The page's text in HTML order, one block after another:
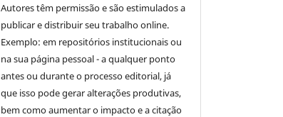
Autores têm permissão e são estimulados a
publicar e distribuir seu trabalho online.
Exemplo: em repositórios institucionais ou
na sua página pessoal - a qualquer ponto
antes ou durante o processo editorial, já
que isso pode gerar alterações produtivas,
bem como aumentar o impacto e a citação